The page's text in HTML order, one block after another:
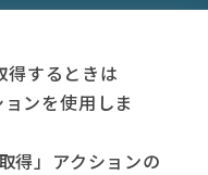
得するときは
ンを使用しま
得」アクションの